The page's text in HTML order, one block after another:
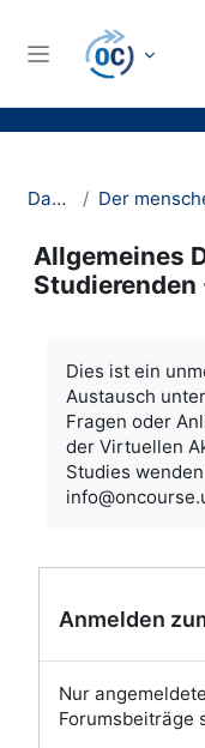
Website-Übersicht
Dashboard
Allgemeines
Studierenden
Dies ist ein
Austausch
Fragen oder
der Virtuellen
Studies
Anmelden
Nur
Forumsbeiträge